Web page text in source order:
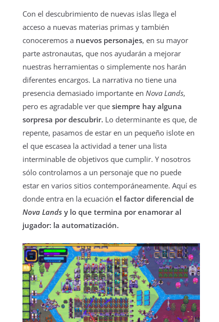
Con el descubrimiento de nuevas islas llega el
acceso a nuevas materias primas y también
conoceremos a nuevos personajes, en su mayor
parte astronautas, que nos ayudarán a mejorar
nuestras herramientas o simplemente nos harán
diferentes encargos. La narrativa no tiene una
presencia demasiado importante en Nova Lands,
pero es agradable ver que siempre hay alguna
sorpresa por descubrir. Lo determinante es que, de
repente, pasamos de estar en un pequeño islote en
el que escasea la actividad a tener una lista
interminable de objetivos que cumplir. Y nosotros
sólo controlamos a un personaje que no puede
estar en varios sitios contemporáneamente. Aquí es
donde entra en la ecuación el factor diferencial de
Nova Lands y lo que termina por enamorar al
jugador: la automatización.